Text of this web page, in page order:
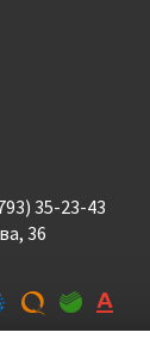
35-23-43
36